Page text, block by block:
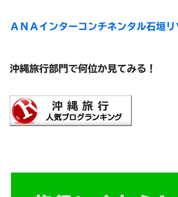
ＡＮＡインターコンチネンタル石垣リ
沖縄旅行部門で何位か見てみる！